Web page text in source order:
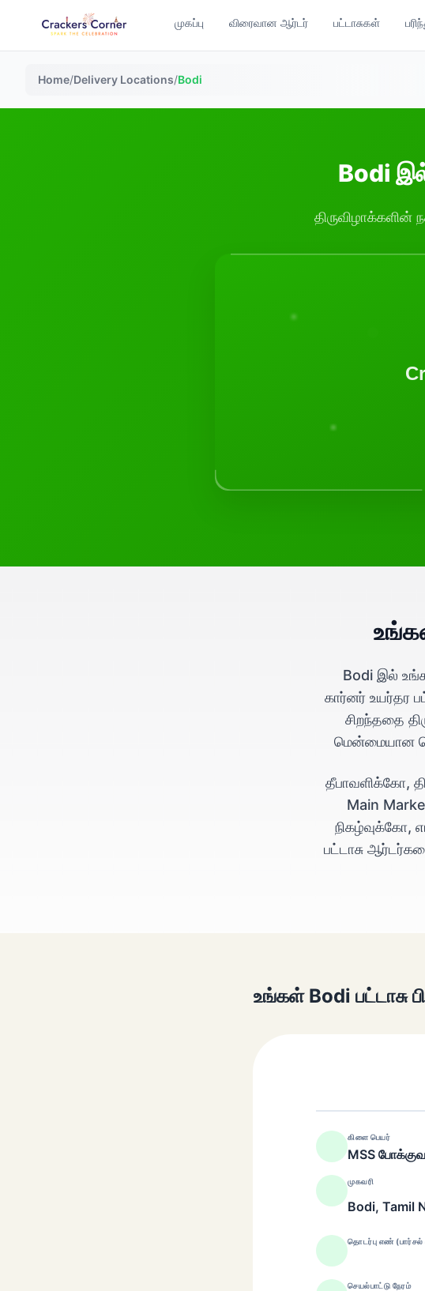
முகப்பு விரைவான ஆர்டர் பட்டாசுகள்
Home/Delivery Locations/Bodi
Bodi இல்
திருவிழாக்களின்
Bodi இல்
கார்னர் உயர்தர
சிறந்ததை
மென்மையான
தீபாவளிக்கோ,
Main
நிகழ்வுக்கோ,
பட்டாசு
உங்கள் Bodi பட்டாசு
கிளை பெயர்
MSS
முகவரி
Bodi, Tamil
தொடர்பு எண் (பார்சல்
செயல்பாட்டு நேரம்